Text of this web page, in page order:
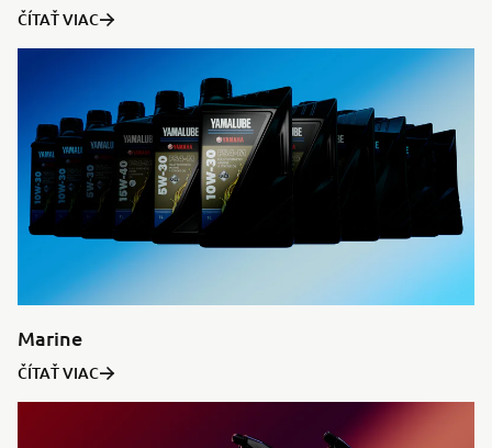
ČÍTAŤ VIAC
Marine
ČÍTAŤ VIAC